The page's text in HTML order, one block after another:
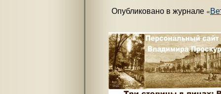
Опубликовано в журнале «